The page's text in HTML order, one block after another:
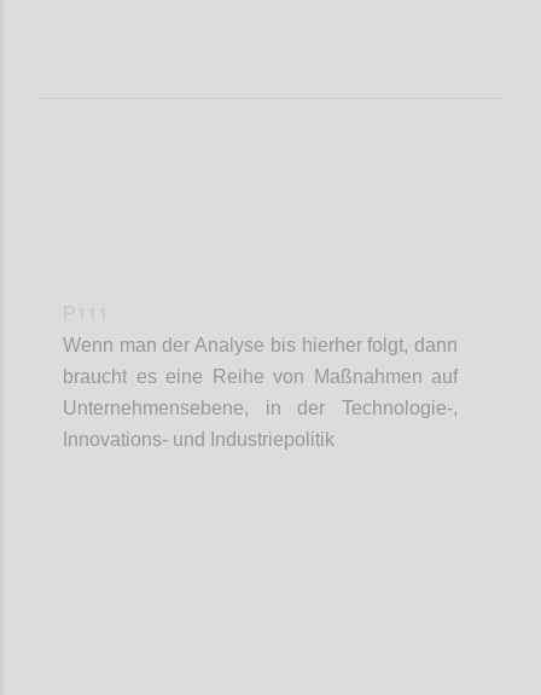
Wenn man der Analyse bis hierher folgt, dann
braucht es eine Reihe von Maßnahmen auf
Unternehmensebene, in der Technologie-,
Innovations- und Industriepolitik